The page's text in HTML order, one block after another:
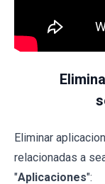
Eliminar
relacionadas a
"Aplicaciones":